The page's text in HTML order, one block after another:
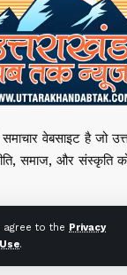
agree to the Privacy
.
वेबसाइट है जो
समाज, और संस्कृति